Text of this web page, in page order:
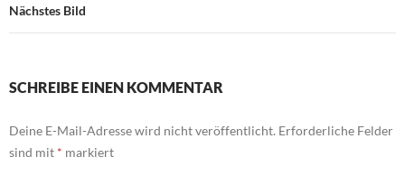
Nächstes Bild
SCHREIBE EINEN KOMMENTAR
Deine E-Mail-Adresse wird nicht veröffentlicht. Erforderliche Felder
sind mit * markiert